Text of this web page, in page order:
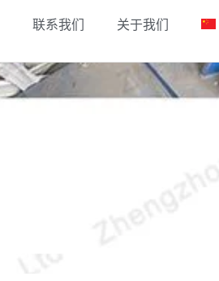
联系我们 关于我们